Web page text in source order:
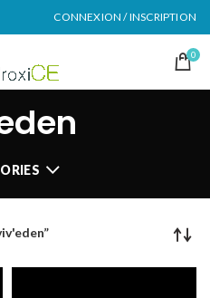
CONNEXION / INSCRIPTION
0